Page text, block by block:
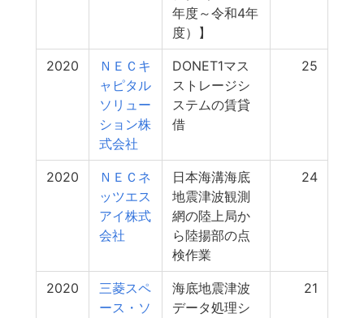
年度～令和4年
度）】
2020
ＮＥＣキ
ャピタル
ソリュー
ション株
式会社
DONET1マス
ストレージシ
ステムの賃貸
借
25
2020
ＮＥＣネ
ッツエス
アイ株式
会社
日本海溝海底
地震津波観測
網の陸上局か
ら陸揚部の点
検作業
24
2020
三菱スペ
ース・ソ
海底地震津波
データ処理シ
21